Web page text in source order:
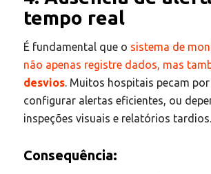
tempo real
É fundamental que o sistema de
não apenas registre dados, mas
desvios. Muitos hospitais pecam
configurar alertas eficientes, ou
inspeções visuais e relatórios tardios.
Consequência: